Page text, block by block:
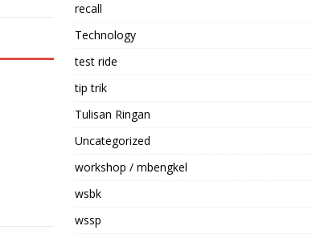
recall
Technology
test ride
tip trik
Tulisan Ringan
Uncategorized
workshop / mbengkel
wsbk
wssp